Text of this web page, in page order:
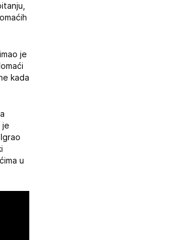
je
kada
je
u